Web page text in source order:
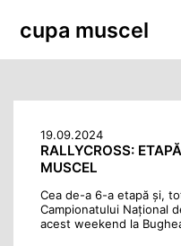
cupa muscel
19.09.2024
RALLYCROSS:
MUSCEL
Cea de-a 6-a etapă și,
Campionatului Național
acest weekend la